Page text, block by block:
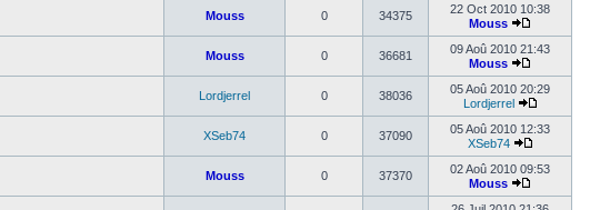
Mouss 0 34375
22 Oct 2010 10:38
Mouss
Mouss 0 36681
09 Aoû 2010 21:43
Mouss
Lordjerrel 0 38036
05 Aoû 2010 20:29
Lordjerrel
XSeb74 0 37090
05 Aoû 2010 12:33
XSeb74
Mouss 0 37370
02 Aoû 2010 09:53
Mouss